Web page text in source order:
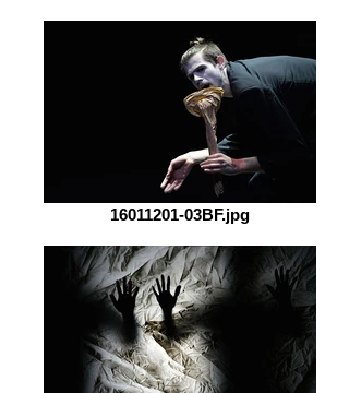
16011201-03BF.jpg